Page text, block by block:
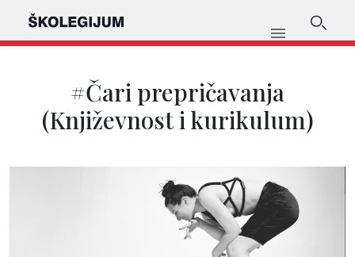
#Čari prepričavanja
(Književnost i kurikulum)